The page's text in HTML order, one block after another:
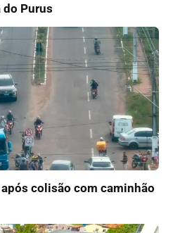
do Purus
colisão com caminhão